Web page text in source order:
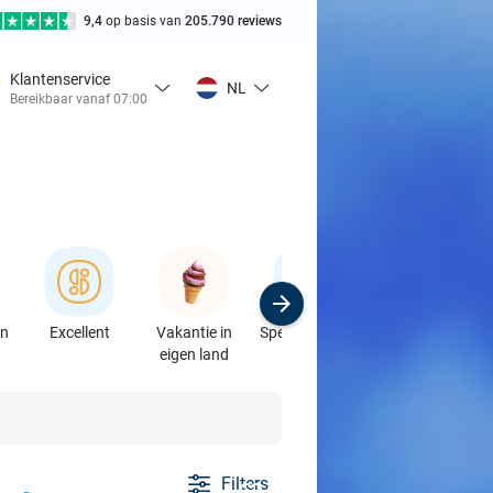
9,4 op basis van 205.790 reviews
Klantenservice
Bereikbaar vanaf 07:00
NL
Excellent
Vakantie in
eigen land
Speciaalzaken
Filters